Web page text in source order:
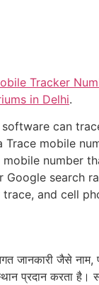
Tracker
in Delhi.
software can
mobile
number
Google search
and cell
जानकारी जैसे
प्रदान करता है।